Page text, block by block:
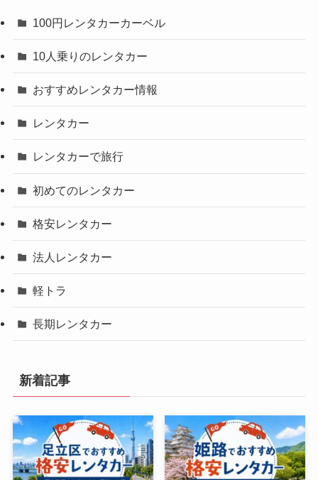
100円レンタカーカーベル
10人乗りのレンタカー
おすすめレンタカー情報
レンタカー
レンタカーで旅行
初めてのレンタカー
格安レンタカー
法人レンタカー
軽トラ
長期レンタカー
新着記事